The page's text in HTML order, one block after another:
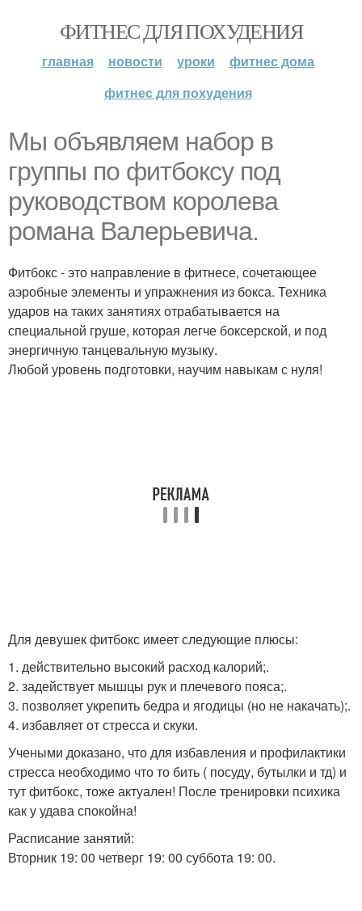
ФИТНЕС ДЛЯ ПОХУДЕНИЯ
главная новости уроки
фитнес дома
фитнес для похудения
Мы объявляем набор в
группы по фитбоксу под
руководством королева
романа Валерьевича.
Фитбокс - это направление в фитнесе, сочетающее
аэробные элементы и упражнения из бокса. Техника
ударов на таких занятиях отрабатывается на
специальной груше, которая легче боксерской, и под
энергичную танцевальную музыку.
Любой уровень подготовки, научим навыкам с нуля!
Для девушек фитбокс имеет следующие плюсы:
1. действительно высокий расход калорий;.
2. задействует мышцы рук и плечевого пояса;.
3. позволяет укрепить бедра и ягодицы (но не накачать);.
4. избавляет от стресса и скуки.
Учеными доказано, что для избавления и профилактики
стресса необходимо что то бить ( посуду, бутылки и тд) и
тут фитбокс, тоже актуален! После тренировки психика
как у удава спокойна!
Расписание занятий:
Вторник 19: 00 четверг 19: 00 суббота 19: 00.